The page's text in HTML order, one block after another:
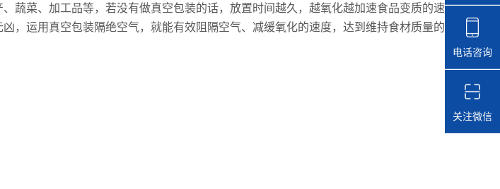
蔬菜、加工品等，若没有做真空包装的话，放置时间越久，越氧化越加速食品变质的速
，运用真空包装隔绝空气，就能有效阻隔空气、减缓氧化的速度，达到维持食材质量的
电话咨询
关注微信